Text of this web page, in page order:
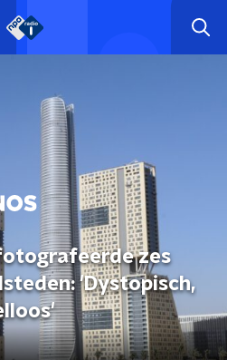
zes
'Dystopisch,